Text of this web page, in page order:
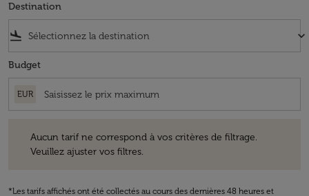
Destination
flight_land keyboard_arrow_down
Budget
EUR
Aucun tarif ne correspond à vos critères de filtrage.
Veuillez ajuster vos filtres.
*Les tarifs affichés ont été collectés au cours des dernières 48 heures et